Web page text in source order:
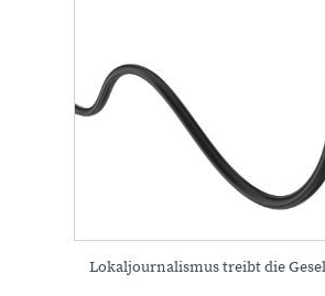
Lokaljournalismus treibt die